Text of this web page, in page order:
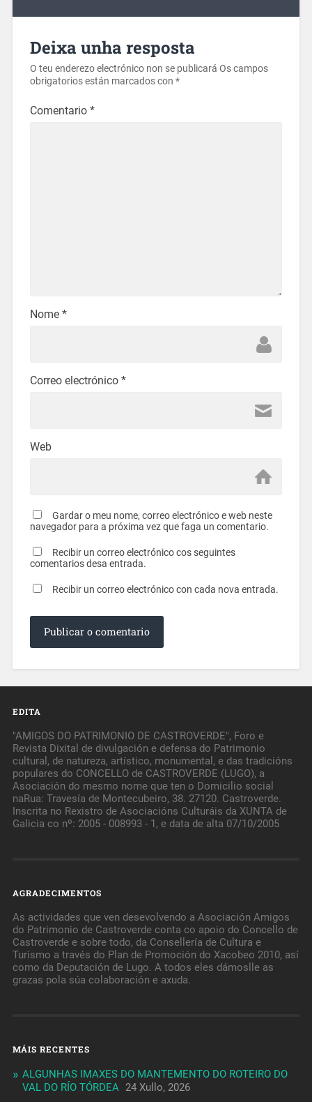
Deixa unha resposta
O teu enderezo electrónico non se publicará Os campos
obrigatorios están marcados con *
Comentario *
Nome *
Correo electrónico *
Web
Gardar o meu nome, correo electrónico e web neste
navegador para a próxima vez que faga un comentario.
Recibir un correo electrónico cos seguintes
comentarios desa entrada.
Recibir un correo electrónico con cada nova entrada.
EDITA
"AMIGOS DO PATRIMONIO DE CASTROVERDE", Foro e
Revista Dixital de divulgación e defensa do Patrimonio
cultural, de natureza, artístico, monumental, e das tradicións
populares do CONCELLO de CASTROVERDE (LUGO), a
Asociación do mesmo nome que ten o Domicilio social
naRua: Travesía de Montecubeiro, 38. 27120. Castroverde.
Inscrita no Rexistro de Asociacións Culturáis da XUNTA de
Galicia co nº: 2005 - 008993 - 1, e data de alta 07/10/2005
AGRADECIMENTOS
As actividades que ven desevolvendo a Asociación Amigos
do Patrimonio de Castroverde conta co apoio do Concello de
Castroverde e sobre todo, da Consellería de Cultura e
Turismo a través do Plan de Promoción do Xacobeo 2010, así
como da Deputación de Lugo. A todos eles dámoslle as
grazas pola súa colaboración e axuda.
MÁIS RECENTES
ALGUNHAS IMAXES DO MANTEMENTO DO ROTEIRO DO
VAL DO RÍO TÓRDEA 24 Xullo, 2026